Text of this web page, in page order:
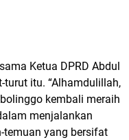
Ketua DPRD Abdul
itu. “Alhamdulillah,
kembali meraih
menjalankan
temuan yang bersifat